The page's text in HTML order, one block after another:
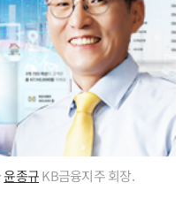
윤종규KB금융지주 회장.